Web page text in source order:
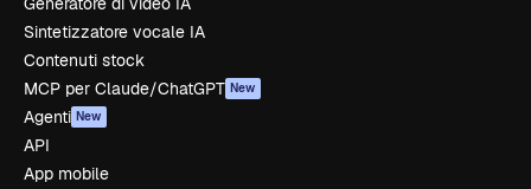
Sintetizzatore vocale IA
Contenuti stock
MCP per Claude/ChatGPT New
Agenti New
API
App mobile